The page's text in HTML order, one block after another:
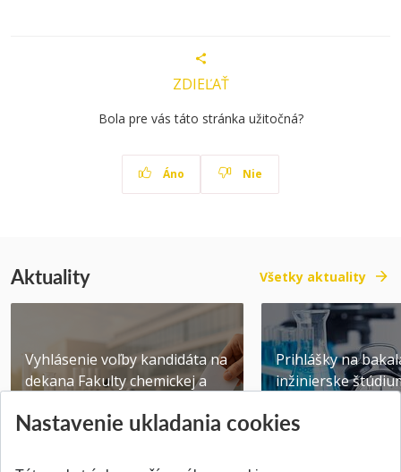
ZDIEĽAŤ
Bola pre vás táto stránka užitočná?
Áno Nie
Aktuality Všetky aktuality
Vyhlásenie voľby kandidáta na
dekana Fakulty chemickej a
Publikované 31.07.2026
Prihlášky na
inžinierske
Publikované
Nastavenie ukladania cookies